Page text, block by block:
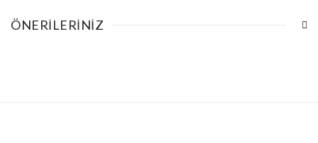
ÖNERILERINIZ